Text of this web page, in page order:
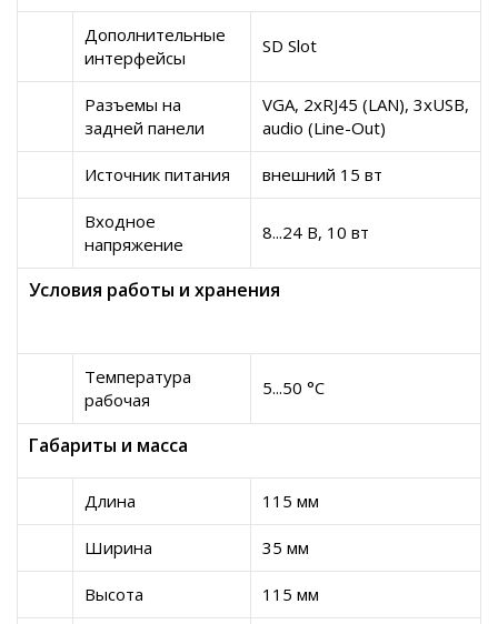
Дополнительные
интерфейсы
SD Slot
Разъемы на
задней панели
VGA, 2xRJ45 (LAN), 3xUSB,
audio (Line-Out)
Источник питания внешний 15 вт
Входное
напряжение
8...24 B, 10 вт
Условия работы и хранения
Температура
рабочая
5...50 °C
Габариты и масса
Длина 115 мм
Ширина 35 мм
Высота 115 мм